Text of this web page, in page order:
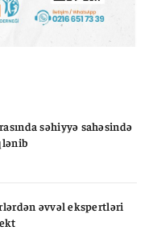
səhiyyə sahəsində
əvvəl ekspertləri